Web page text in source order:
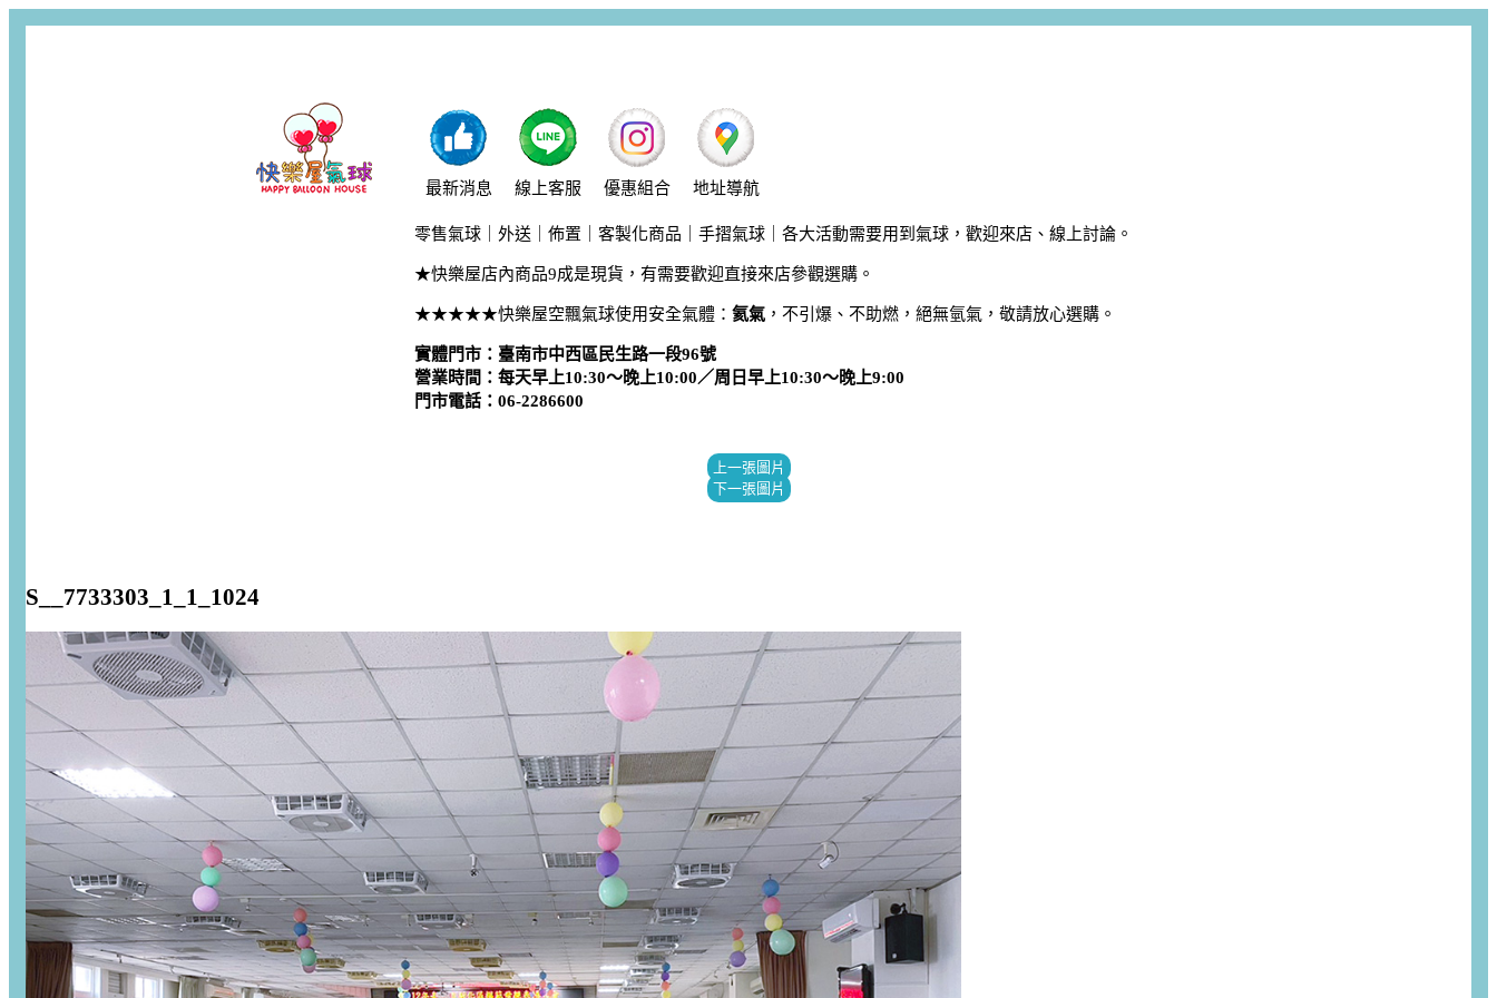
最新消息 線上客服 優惠組合 地址導航
零售氣球｜外送｜佈置｜客製化商品｜手摺氣球｜各大活動需要用到氣球，歡迎來店、線上討論。
★快樂屋店內商品9成是現貨，有需要歡迎直接來店參觀選購。
★★★★★快樂屋空飄氣球使用安全氣體： 氦氣 ，不引爆、不助燃，絕無氫氣，敬請放心選購。
實體門市：臺南市中西區民生路一段96號
營業時間：每天早上10:30～晚上10:00／周日早上10:30～晚上9:00
門市電話：06-2286600
上一張圖片
下一張圖片
S__7733303_1_1_1024